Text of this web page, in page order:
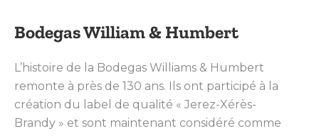
Bodegas William & Humbert
L’histoire de la Bodegas Williams & Humbert
remonte à près de 130 ans. Ils ont participé à la
création du label de qualité « Jerez-Xérès-
Brandy » et sont maintenant considéré comme